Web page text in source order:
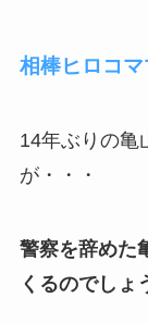
相棒ヒロコ
14年ぶりの亀
が・・・
警察を辞めた
くるのでし